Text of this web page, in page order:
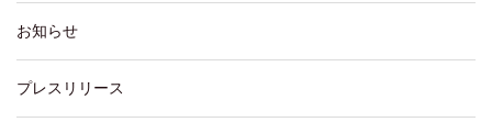
お知らせ
プレスリリース